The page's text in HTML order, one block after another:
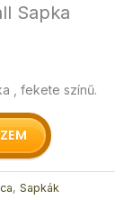
Sapka
, fekete színű.
, Sapkák